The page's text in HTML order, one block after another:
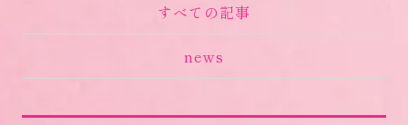
すべての記事
news